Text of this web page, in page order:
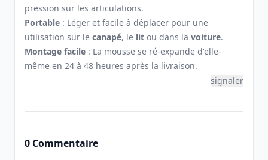
pression sur les articulations.
Portable : Léger et facile à déplacer pour une
utilisation sur le canapé, le lit ou dans la voiture.
Montage facile : La mousse se ré-expande d'elle-
même en 24 à 48 heures après la livraison.
signaler
0 Commentaire